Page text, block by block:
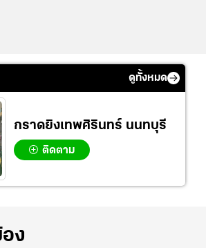
ดูทั้งหมด
กราดยิงเทพศิรินทร์ นนทบุรี
ติดตาม
ง